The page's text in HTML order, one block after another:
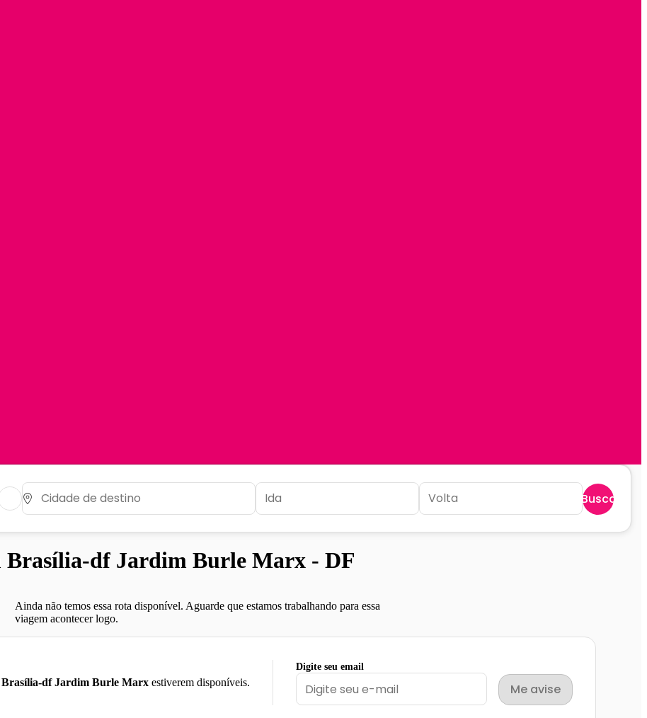
Buscar
Brasília-df Jardim Burle Marx - DF
Ainda não temos essa rota disponível. Aguarde que estamos trabalhando para essa
viagem acontecer logo.
Brasília-df Jardim Burle Marx estiverem disponíveis.
Digite seu email
Me avise